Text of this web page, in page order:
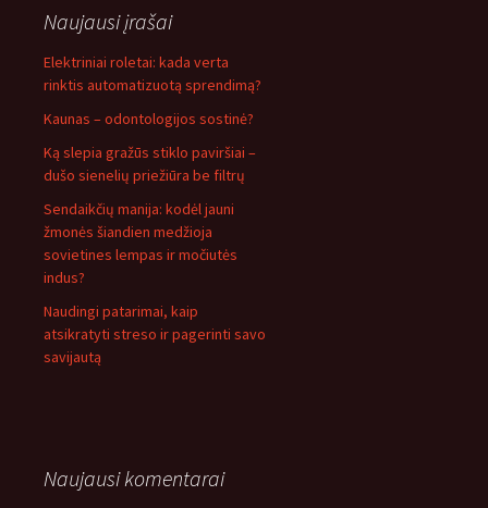
Naujausi įrašai
Elektriniai roletai: kada verta
rinktis automatizuotą sprendimą?
Kaunas – odontologijos sostinė?
Ką slepia gražūs stiklo paviršiai –
dušo sienelių priežiūra be filtrų
Sendaikčių manija: kodėl jauni
žmonės šiandien medžioja
sovietines lempas ir močiutės
indus?
Naudingi patarimai, kaip
atsikratyti streso ir pagerinti savo
savijautą
Naujausi komentarai